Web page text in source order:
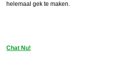
helemaal gek te maken.
Chat Nu!